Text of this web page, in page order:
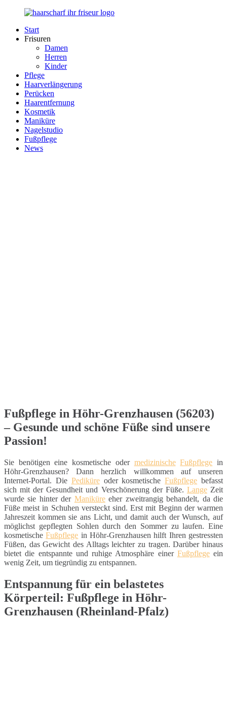
Zurück
Inhalt
Haarscharf
Händen
Start
Frisuren
Damen
Herren
Kinder
Pflege
Haarverlängerung
Perücken
Haarentfernung
Kosmetik
Maniküre
Nagelstudio
Fußpflege
News
Fußpflege in Höhr-Grenzhausen (56203)
– Gesunde und schöne Füße sind unsere
Passion!
Sie benötigen eine kosmetische oder medizinische Fußpflege in
Höhr-Grenzhausen? Dann herzlich willkommen auf unseren
Internet-Portal. Die Pediküreoder kosmetischeFußpflege befasst
sich mit der Gesundheit und Verschönerung der Füße. LangeZeit
wurde sie hinter der Maniküreeher zweitrangig behandelt, da die
Füße meist in Schuhen versteckt sind. Erst mit Beginn der warmen
Jahreszeit kommen sie ans Licht, und damit auch der Wunsch, auf
möglichst gepflegten Sohlen durch den Sommer zu laufen. Eine
kosmetischeFußpflege in Höhr-Grenzhausen hilft Ihren gestressten
Füßen, das Gewicht des Alltags leichter zu tragen. Darüber hinaus
bietet die entspannte und ruhige Atmosphäre einer Fußpflegeein
wenig Zeit, um tiegründig zu entspannen.
Entspannung für ein belastetes
Körperteil: Fußpflege in Höhr-
Grenzhausen (Rheinland-Pfalz)